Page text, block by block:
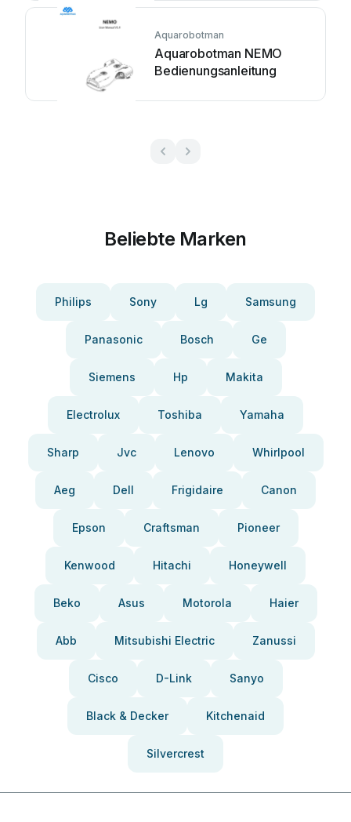
Aquarobotman
Aquarobotman NEMO
Bedienungsanleitung
Beliebte Marken
Philips Sony Lg Samsung
Panasonic Bosch Ge
Siemens Hp Makita
Electrolux Toshiba Yamaha
Sharp Jvc Lenovo Whirlpool
Aeg Dell Frigidaire Canon
Epson Craftsman Pioneer
Kenwood Hitachi Honeywell
Beko Asus Motorola Haier
Abb Mitsubishi Electric Zanussi
Cisco D-Link Sanyo
Black & Decker Kitchenaid
Silvercrest